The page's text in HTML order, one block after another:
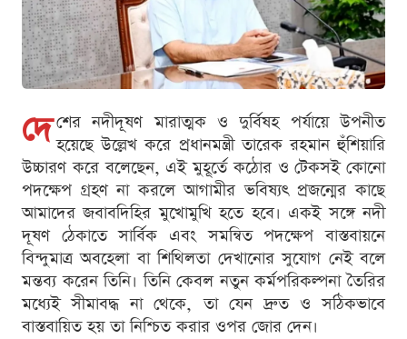
দে শের নদীদূষণ মারাত্মক ও দুর্বিষহ পর্যায়ে উপনীত
হয়েছে উল্লেখ করে প্রধানমন্ত্রী তারেক রহমান হুঁশিয়ারি
উচ্চারণ করে বলেছেন, এই মুহূর্তে কঠোর ও টেকসই কোনো
পদক্ষেপ গ্রহণ না করলে আগামীর ভবিষ্যৎ প্রজন্মের কাছে
আমাদের জবাবদিহির মুখোমুখি হতে হবে। একই সঙ্গে নদী
দূষণ ঠেকাতে সার্বিক এবং সমন্বিত পদক্ষেপ বাস্তবায়নে
বিন্দুমাত্র অবহেলা বা শিথিলতা দেখানোর সুযোগ নেই বলে
মন্তব্য করেন তিনি। তিনি কেবল নতুন কর্মপরিকল্পনা তৈরির
মধ্যেই সীমাবদ্ধ না থেকে, তা যেন দ্রুত ও সঠিকভাবে
বাস্তবায়িত হয় তা নিশ্চিত করার ওপর জোর দেন।